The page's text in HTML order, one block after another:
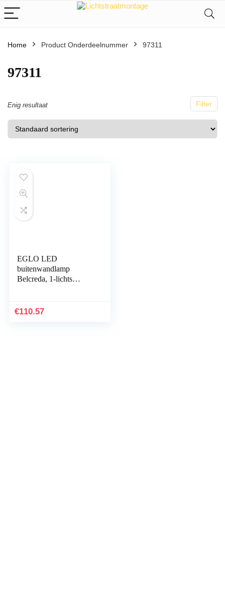
Home Product Onderdeelnummer 97311
97311
Filter
Enig resultaat
EGLO LED
buitenwandlamp
Belcreda, 1-lichts
wandlamp gemaakt van
€110.57